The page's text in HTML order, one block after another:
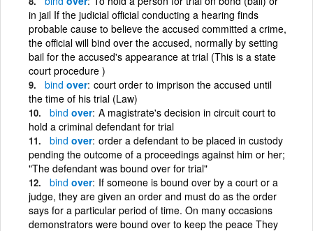
in jail If the judicial official conducting a hearing finds
probable cause to believe the accused committed a crime,
the official will bind over the accused, normally by setting
bail for the accused's appearance at trial (This is a state
court procedure )
bind over court order to imprison the accused until
the time of his trial (Law)
bind over A magistrate's decision in circuit court to
hold a criminal defendant for trial
bind over order a defendant to be placed in custody
pending the outcome of a proceedings against him or her;
"The defendant was bound over for trial"
bind over If someone is bound over by a court or a
judge, they are given an order and must do as the order
says for a particular period of time. On many occasions
demonstrators were bound over to keep the peace They